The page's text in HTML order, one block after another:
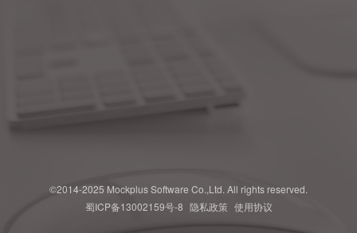
©2014-2025 Mockplus Software Co.,Ltd. All rights reserved.
蜀ICP备13002159号-8 隐私政策 使用协议